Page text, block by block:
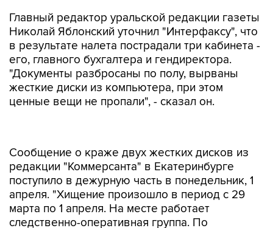
Главный редактор уральской редакции газеты
Николай Яблонский уточнил "Интерфаксу", что
в результате налета пострадали три кабинета -
его, главного бухгалтера и гендиректора.
"Документы разбросаны по полу, вырваны
жесткие диски из компьютера, при этом
ценные вещи не пропали", - сказал он.
Сообщение о краже двух жестких дисков из
редакции "Коммерсанта" в Екатеринбурге
поступило в дежурную часть в понедельник, 1
апреля. "Хищение произошло в период с 29
марта по 1 апреля. На месте работает
следственно-оперативная группа. По